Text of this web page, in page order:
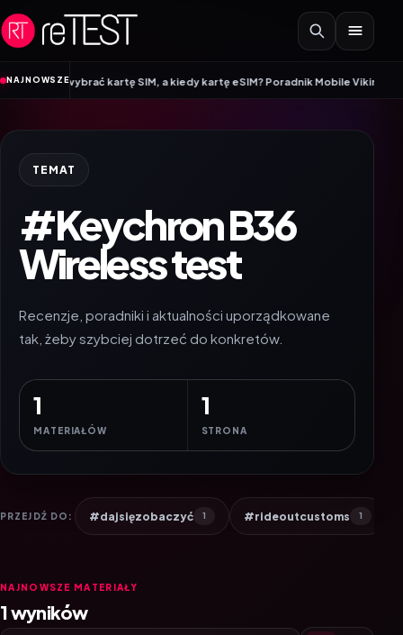
Przejdź do treści
NAJNOWSZE
wybrać kartę SIM, a kiedy kartę eSIM? Poradnik Mobile Vikings•Wracamy
TEMAT
#Keychron B36
Wireless test
Recenzje, poradniki i aktualności uporządkowane
tak, żeby szybciej dotrzeć do konkretów.
1
MATERIAŁÓW
1
STRONA
PRZEJDŹ DO: #dajsięzobaczyć 1 #rideoutcustoms 1
NAJNOWSZE MATERIAŁY
1 wyników